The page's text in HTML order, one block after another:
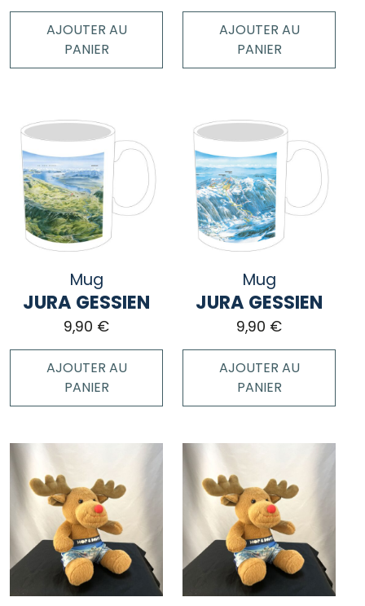
AJOUTER AU
PANIER
AJOUTER AU
PANIER
Mug
JURA GESSIEN
9,90 €
AJOUTER AU
PANIER
Mug
JURA GESSIEN
9,90 €
AJOUTER AU
PANIER